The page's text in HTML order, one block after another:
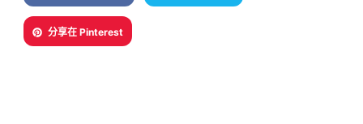
分享在 Pinterest